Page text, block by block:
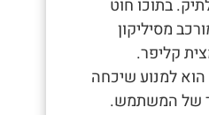
בתוכו חוט
מסיליקון
קליפר.
הוא למנוע שיכחה
של המשתמש.